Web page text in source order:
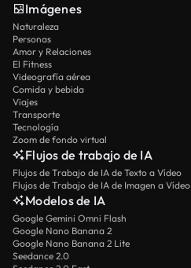
Imágenes
Naturaleza
Personas
Amor y Relaciones
El Fitness
Videografía aérea
Comida y bebida
Viajes
Transporte
Tecnología
Zoom de fondo virtual
Flujos de trabajo de IA
Flujos de Trabajo de IA de Texto a Vídeo
Flujos de Trabajo de IA de Imagen a Vídeo
Modelos de IA
Google Gemini Omni Flash
Google Nano Banana 2
Google Nano Banana 2 Lite
Seedance 2.0